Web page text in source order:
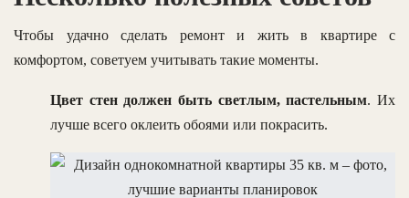
Чтобы удачно сделать ремонт и жить в квартире с
комфортом, советуем учитывать такие моменты.
Цвет стен должен быть светлым, пастельным. Их
лучше всего оклеить обоями или покрасить.